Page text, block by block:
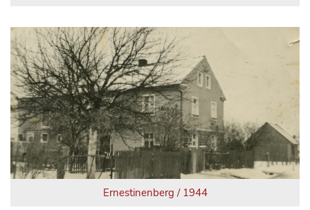
Ernestinenberg / 1944